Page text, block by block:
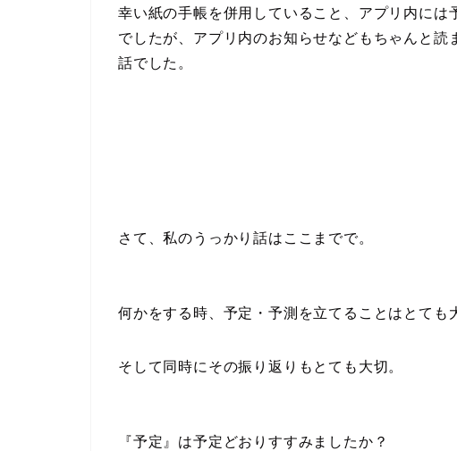
幸い紙の手帳を併用していること、アプリ内には
でしたが、アプリ内のお知らせなどもちゃんと
話でした。
さて、私のうっかり話はここまでで。
何かをする時、予定・予測を立てることはとても
そして同時にその振り返りもとても大切。
『予定』は予定どおりすすみましたか？